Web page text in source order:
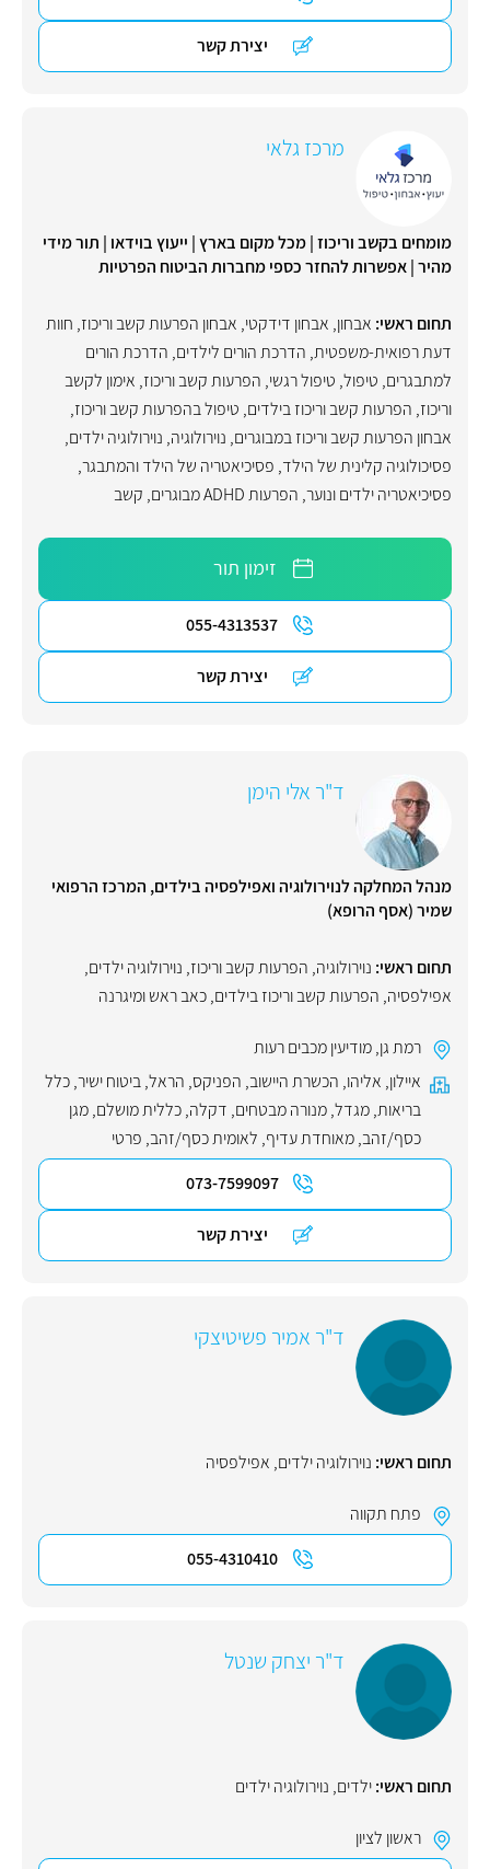
יצירת קשר
מרכז גלאי
מומחים בקשב וריכוז | מכל מקום בארץ | ייעוץ בוידאו | תור מידי
מהיר | אפשרות להחזר כספי מחברות הביטוח הפרטיות
תחום ראשי: אבחון, אבחון דידקטי, אבחון הפרעות קשב וריכוז, חוות
דעת רפואית-משפטית, הדרכת הורים לילדים, הדרכת הורים
למתבגרים, טיפול, טיפול רגשי, הפרעות קשב וריכוז, אימון לקשב
וריכוז, הפרעות קשב וריכוז בילדים, טיפול בהפרעות קשב וריכוז,
אבחון הפרעות קשב וריכוז במבוגרים, נוירולוגיה, נוירולוגיה ילדים,
פסיכולוגיה קלינית של הילד, פסיכיאטריה של הילד והמתבגר,
פסיכיאטריה ילדים ונוער, הפרעות ADHD מבוגרים , קשב
זימון תור
055-4313537
יצירת קשר
ד"ר אלי הימן
מנהל המחלקה לנוירולוגיה ואפילפסיה בילדים, המרכז הרפואי
שמיר (אסף הרופא)
תחום ראשי: נוירולוגיה, הפרעות קשב וריכוז, נוירולוגיה ילדים,
אפילפסיה, הפרעות קשב וריכוז בילדים,כאב ראש ומיגרנה
רמת גן,מודיעין מכבים רעות
איילון, אליהו, הכשרת היישוב, הפניקס, הראל,ביטוח ישיר,כלל
בריאות,מגדל,מנורה מבטחים, דקלה,כללית מושלם,מגן
כסף/זהב,מאוחדת עדיף, לאומית כסף/זהב, פרטי
073-7599097
יצירת קשר
ד"ר אמיר פשיטיצקי
תחום ראשי: נוירולוגיה ילדים, אפילפסיה
פתח תקווה
055-4310410
ד"ר יצחק שנטל
תחום ראשי:ילדים, נוירולוגיה ילדים
ראשון לציון